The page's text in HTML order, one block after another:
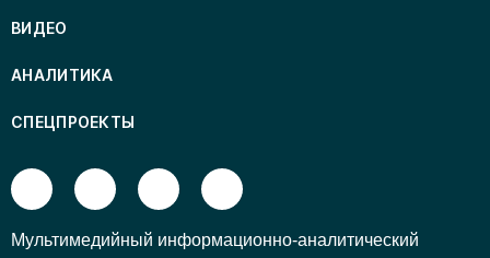
ВИДЕО
АНАЛИТИКА
СПЕЦПРОЕКТЫ
Mультимедийный информационно-аналитический